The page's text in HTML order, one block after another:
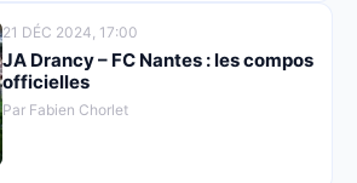
21 DÉC 2024, 17:00
JA Drancy – FC Nantes : les compos
officielles
Par Fabien Chorlet